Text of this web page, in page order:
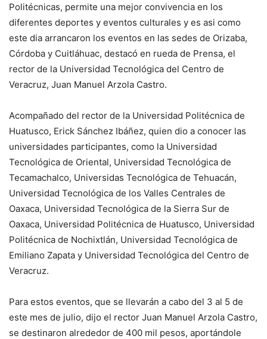
Politécnicas, permite una mejor convivencia en los
diferentes deportes y eventos culturales y es asi como
este dia arrancaron los eventos en las sedes de Orizaba,
Córdoba y Cuitláhuac, destacó en rueda de Prensa, el
rector de la Universidad Tecnológica del Centro de
Veracruz, Juan Manuel Arzola Castro.
Acompañado del rector de la Universidad Politécnica de
Huatusco, Erick Sánchez Ibáñez, quien dio a conocer las
universidades participantes, como la Universidad
Tecnológica de Oriental, Universidad Tecnológica de
Tecamachalco, Universidas Tecnológica de Tehuacán,
Universidad Tecnológica de los Valles Centrales de
Oaxaca, Universidad Tecnológica de la Sierra Sur de
Oaxaca, Universidad Politécnica de Huatusco, Universidad
Politécnica de Nochixtlán, Universidad Tecnológica de
Emiliano Zapata y Universidad Tecnológica del Centro de
Veracruz.
Para estos eventos, que se llevarán a cabo del 3 al 5 de
este mes de julio, dijo el rector Juan Manuel Arzola Castro,
se destinaron alrededor de 400 mil pesos, aportándole